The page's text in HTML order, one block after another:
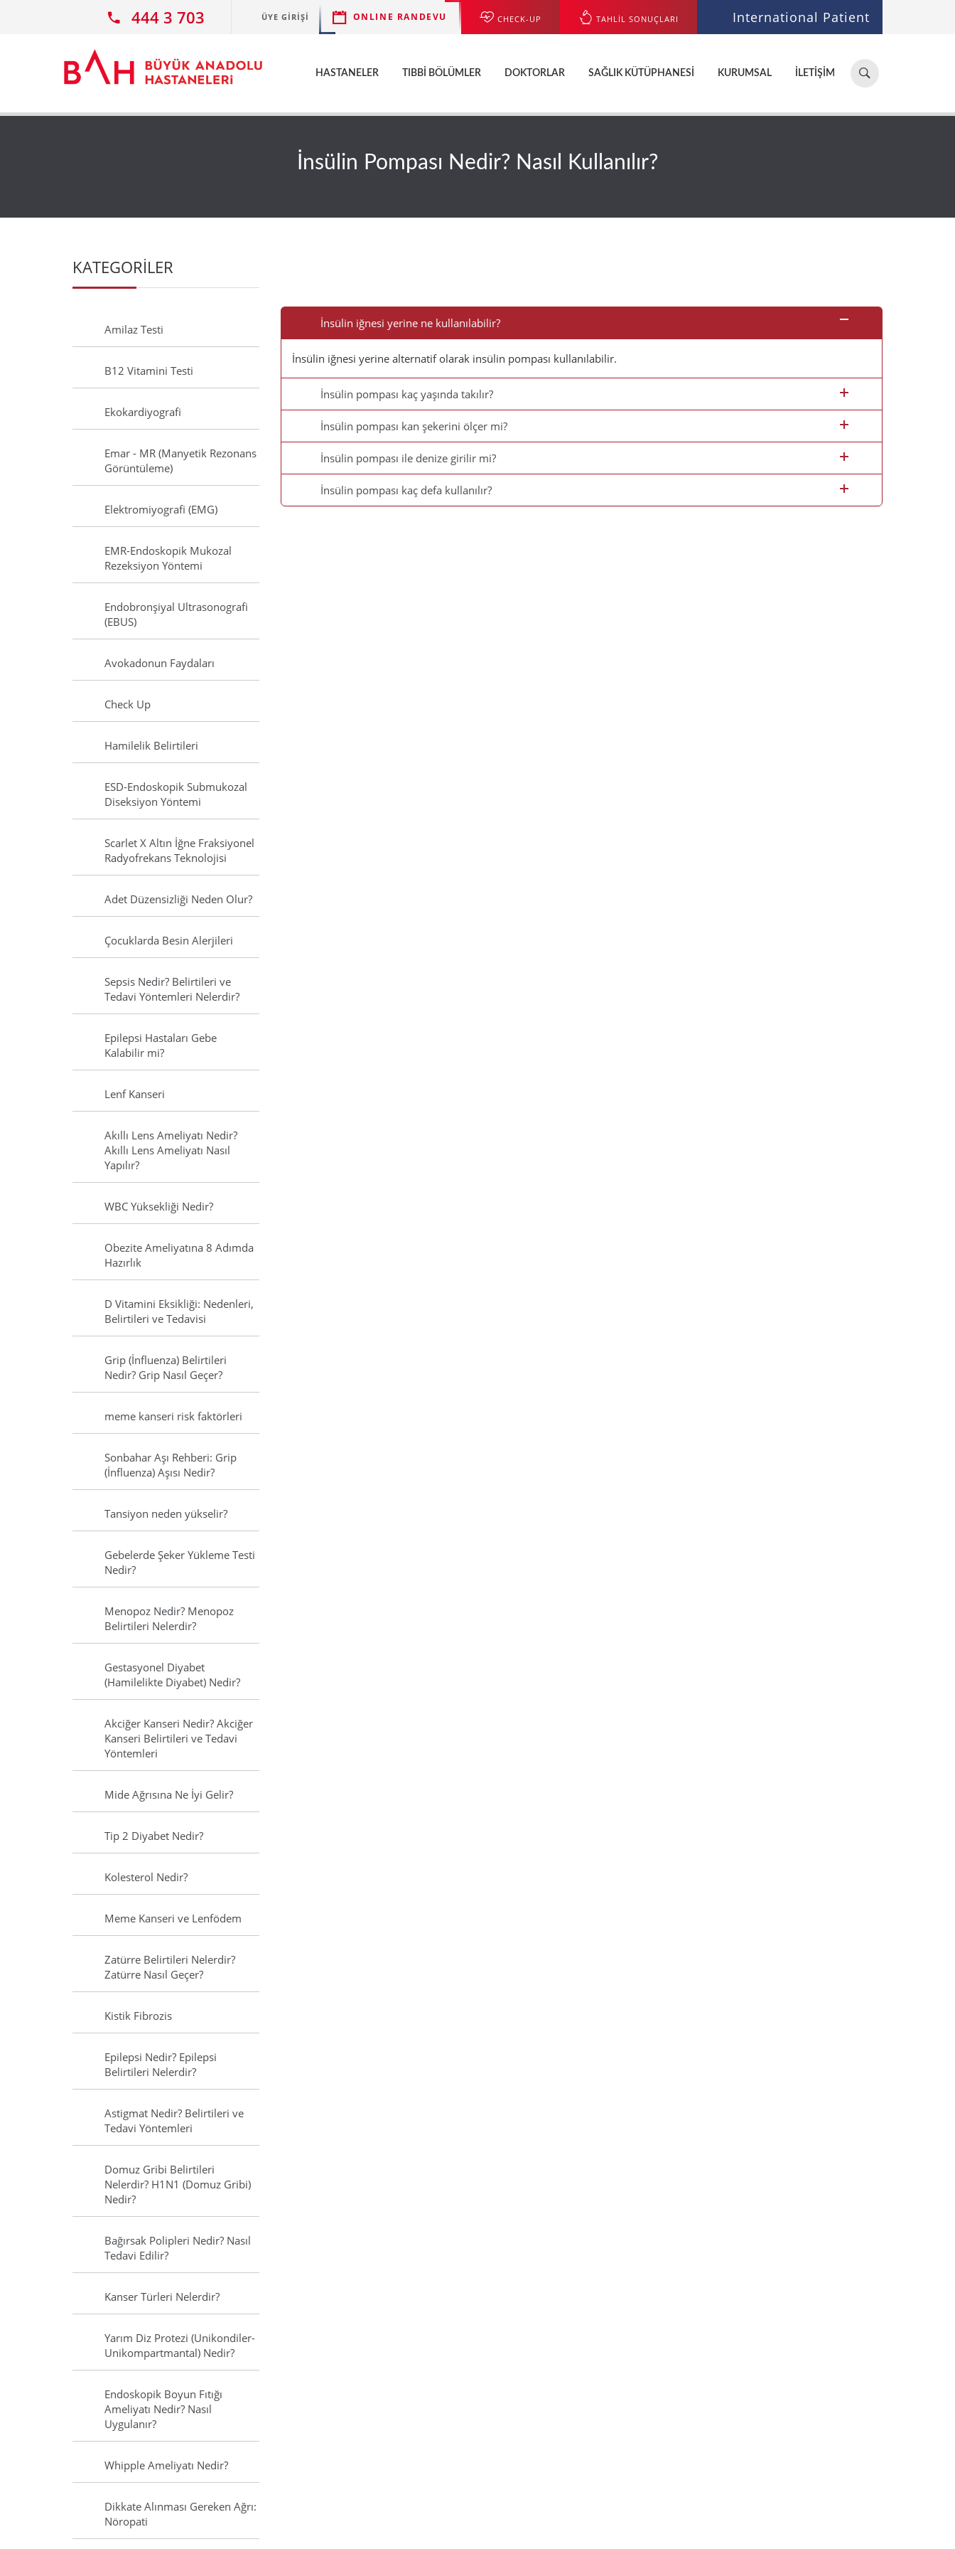
444 3 703 ÜYE GIRIŞI ONLINE RANDEVU CHECK-UP TAHLİL SONUÇLARI International Patient
Hastane,
doktor,
ara...
HASTANELER TIBBI BÖLÜMLER DOKTORLAR SAĞLIK KÜTÜPHANESI KURUMSAL İLETIŞIM
İnsülin Pompası Nedir? Nasıl Kullanılır?
İnsülin iğnesi yerine ne kullanılabilir?
İnsülin iğnesi yerine alternatif olarak insülin pompası kullanılabilir.
İnsülin pompası kaç yaşında takılır?
İnsülin pompası kan şekerini ölçer mi?
İnsülin pompası ile denize girilir mi?
İnsülin pompası kaç defa kullanılır?
KATEGORİLER
Amilaz Testi
B12 Vitamini Testi
Ekokardiyografi
Emar - MR (Manyetik Rezonans
Görüntüleme)
Elektromiyografi (EMG)
EMR-Endoskopik Mukozal
Rezeksiyon Yöntemi
Endobronşiyal Ultrasonografi
(EBUS)
Avokadonun Faydaları
Check Up
Hamilelik Belirtileri
ESD-Endoskopik Submukozal
Diseksiyon Yöntemi
Scarlet X Altın İğne Fraksiyonel
Radyofrekans Teknolojisi
Adet Düzensizliği Neden Olur?
Çocuklarda Besin Alerjileri
Sepsis Nedir? Belirtileri ve
Tedavi Yöntemleri Nelerdir?
Epilepsi Hastaları Gebe
Kalabilir mi?
Lenf Kanseri
Akıllı Lens Ameliyatı Nedir?
Akıllı Lens Ameliyatı Nasıl
Yapılır?
WBC Yüksekliği Nedir?
Obezite Ameliyatına 8 Adımda
Hazırlık
D Vitamini Eksikliği: Nedenleri,
Belirtileri ve Tedavisi
Grip (İnfluenza) Belirtileri
Nedir? Grip Nasıl Geçer?
meme kanseri risk faktörleri
Sonbahar Aşı Rehberi: Grip
(İnfluenza) Aşısı Nedir?
Tansiyon neden yükselir?
Gebelerde Şeker Yükleme Testi
Nedir?
Menopoz Nedir? Menopoz
Belirtileri Nelerdir?
Gestasyonel Diyabet
(Hamilelikte Diyabet) Nedir?
Akciğer Kanseri Nedir? Akciğer
Kanseri Belirtileri ve Tedavi
Yöntemleri
Mide Ağrısına Ne İyi Gelir?
Tip 2 Diyabet Nedir?
Kolesterol Nedir?
Meme Kanseri ve Lenfödem
Zatürre Belirtileri Nelerdir?
Zatürre Nasıl Geçer?
Kistik Fibrozis
Epilepsi Nedir? Epilepsi
Belirtileri Nelerdir?
Astigmat Nedir? Belirtileri ve
Tedavi Yöntemleri
Domuz Gribi Belirtileri
Nelerdir? H1N1 (Domuz Gribi)
Nedir?
Bağırsak Polipleri Nedir? Nasıl
Tedavi Edilir?
Kanser Türleri Nelerdir?
Yarım Diz Protezi (Unikondiler-
Unikompartmantal) Nedir?
Endoskopik Boyun Fıtığı
Ameliyatı Nedir? Nasıl
Uygulanır?
Whipple Ameliyatı Nedir?
Dikkate Alınması Gereken Ağrı:
Nöropati